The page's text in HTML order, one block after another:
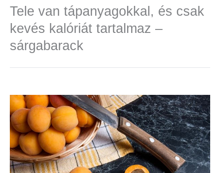
Tele van tápanyagokkal, és csak
kevés kalóriát tartalmaz –
sárgabarack